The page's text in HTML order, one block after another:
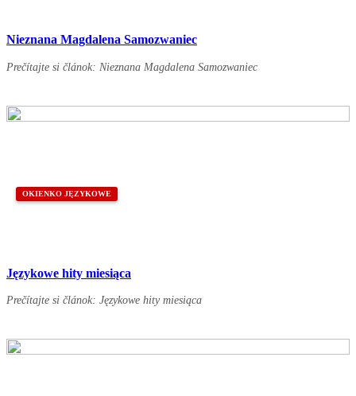
Nieznana Magdalena Samozwaniec
Prečítajte si článok: Nieznana Magdalena Samozwaniec
OKIENKO JĘZYKOWE
Językowe hity miesiąca
Prečítajte si článok: Językowe hity miesiąca